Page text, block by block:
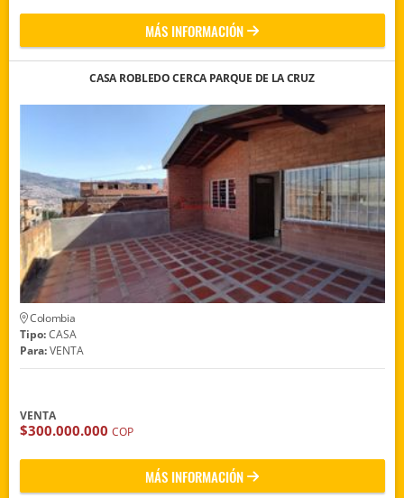
MÁS INFORMACIÓN
CASA ROBLEDO CERCA PARQUE DE LA CRUZ
Colombia
Tipo:CASA
Para:VENTA
VENTA
$300.000.000 COP
MÁS INFORMACIÓN